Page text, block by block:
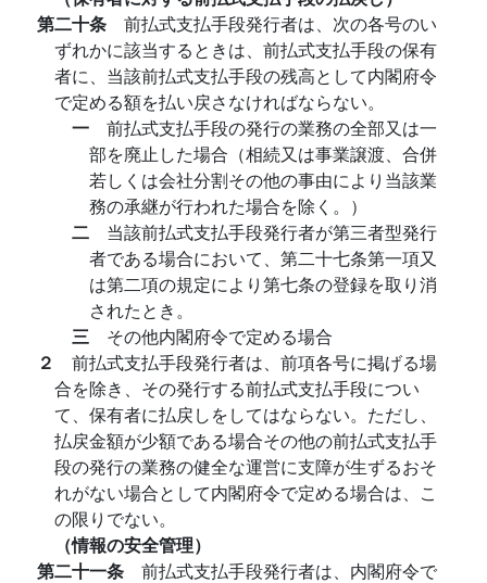
第二十条 前払式支払手段発行者は、次の各号のい
ずれかに該当するときは、前払式支払手段の保有
者に、当該前払式支払手段の残高として内閣府令
で定める額を払い戻さなければならない。
一 前払式支払手段の発行の業務の全部又は一
部を廃止した場合（相続又は事業譲渡、合併
若しくは会社分割その他の事由により当該業
務の承継が行われた場合を除く。）
二 当該前払式支払手段発行者が第三者型発行
者である場合において、第二十七条第一項又
は第二項の規定により第七条の登録を取り消
されたとき。
三 その他内閣府令で定める場合
２ 前払式支払手段発行者は、前項各号に掲げる場
合を除き、その発行する前払式支払手段につい
て、保有者に払戻しをしてはならない。ただし、
払戻金額が少額である場合その他の前払式支払手
段の発行の業務の健全な運営に支障が生ずるおそ
れがない場合として内閣府令で定める場合は、こ
の限りでない。
（情報の安全管理）
第二十一条 前払式支払手段発行者は、内閣府令で